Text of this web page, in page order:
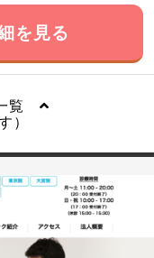
を見る
覧
）